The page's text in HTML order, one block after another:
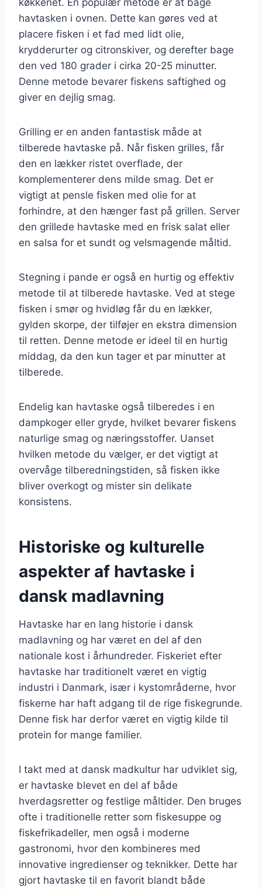
havtasken i ovnen. Dette kan gøres ved at
placere fisken i et fad med lidt olie,
krydderurter og citronskiver, og derefter bage
den ved 180 grader i cirka 20-25 minutter.
Denne metode bevarer fiskens saftighed og
giver en dejlig smag.
Grilling er en anden fantastisk måde at
tilberede havtaske på. Når fisken grilles, får
den en lækker ristet overflade, der
komplementerer dens milde smag. Det er
vigtigt at pensle fisken med olie for at
forhindre, at den hænger fast på grillen. Server
den grillede havtaske med en frisk salat eller
en salsa for et sundt og velsmagende måltid.
Stegning i pande er også en hurtig og effektiv
metode til at tilberede havtaske. Ved at stege
fisken i smør og hvidløg får du en lækker,
gylden skorpe, der tilføjer en ekstra dimension
til retten. Denne metode er ideel til en hurtig
middag, da den kun tager et par minutter at
tilberede.
Endelig kan havtaske også tilberedes i en
dampkoger eller gryde, hvilket bevarer fiskens
naturlige smag og næringsstoffer. Uanset
hvilken metode du vælger, er det vigtigt at
overvåge tilberedningstiden, så fisken ikke
bliver overkogt og mister sin delikate
konsistens.
Historiske og kulturelle
aspekter af havtaske i
dansk madlavning
Havtaske har en lang historie i dansk
madlavning og har været en del af den
nationale kost i århundreder. Fiskeriet efter
havtaske har traditionelt været en vigtig
industri i Danmark, især i kystområderne, hvor
fiskerne har haft adgang til de rige fiskegrunde.
Denne fisk har derfor været en vigtig kilde til
protein for mange familier.
I takt med at dansk madkultur har udviklet sig,
er havtaske blevet en del af både
hverdagsretter og festlige måltider. Den bruges
ofte i traditionelle retter som fiskesuppe og
fiskefrikadeller, men også i moderne
gastronomi, hvor den kombineres med
innovative ingredienser og teknikker. Dette har
gjort havtaske til en favorit blandt både